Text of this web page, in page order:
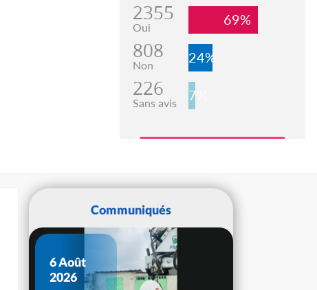
2355
Oui 69%
808
Non 24%
226
Sans avis 7%
Communiqués
6 Août
2026